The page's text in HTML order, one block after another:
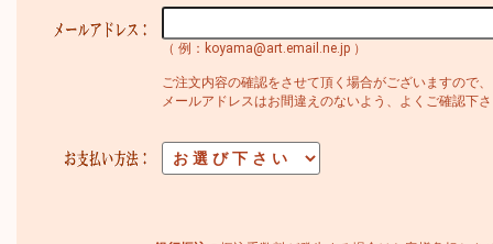
（ 例：koyama@art.email.ne.jp ）
ご注文内容の確認をさせて頂く場合がございますので、
メールアドレスはお間違えのないよう、よくご確認下